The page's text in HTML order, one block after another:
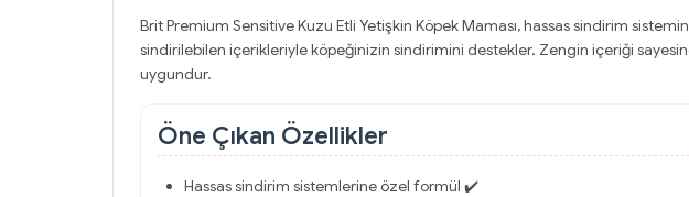
Brit Premium Sensitive Kuzu Etli Yetişkin Köpek Maması, hassas sindirim
sindirilebilen içerikleriyle köpeğinizin sindirimini destekler. Zengin içeriği
uygundur.
Öne Çıkan Özellikler
Hassas sindirim sistemlerine özel formül ✔️